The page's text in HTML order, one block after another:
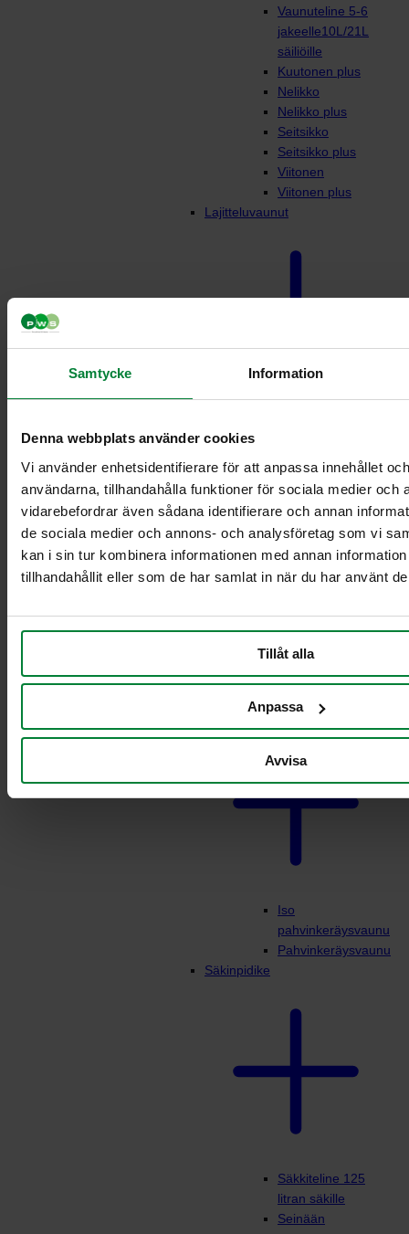
Samtycke Information
Denna webbplats använder cookies
Vi använder enhetsidentifierare för att anpassa innehållet
användarna, tillhandahålla funktioner för sociala medier och
vidarebefordrar även sådana identifierare och annan
de sociala medier och annons- och analysföretag som vi
kan i sin tur kombinera informationen med annan
tillhandahållit eller som de har samlat in när du har använt
Tillåt alla
Anpassa
Avvisa
Vaunuteline 5-6
jakeelle10L/21L
säiliöille
Kuutonen plus
Nelikko
Nelikko plus
Seitsikko
Seitsikko plus
Viitonen
Viitonen plus
Lajitteluvaunut
Vaunut säiliöille 2 x
21-29L
60L
Vaunut säiliöille 2 x
90 L
Vaunut säiliöille
Vaunut säiliöille 60
Vaunut säiliöille 90
L
Pahvinkeräysvaunu
Iso
pahvinkeräysvaunu
Pahvinkeräysvaunu
Säkinpidike
Säkkiteline 125
litran säkille
Seinään